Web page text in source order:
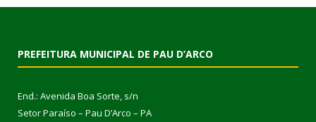
PREFEITURA MUNICIPAL DE PAU D’ARCO
End.: Avenida Boa Sorte, s/n
Setor Paraíso – Pau D’Arco – PA